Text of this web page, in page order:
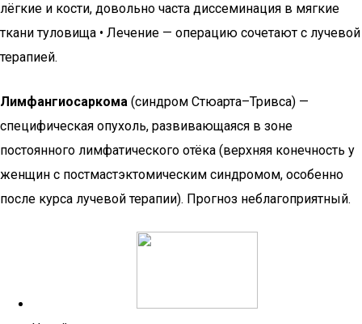
лёгкие и кости, довольно часта диссеминация в мягкие
ткани туловища • Лечение — операцию сочетают с лучевой
терапией.
Лимфангиосаркома (синдром Стюарта–Тривса) —
специфическая опухоль, развивающаяся в зоне
постоянного лимфатического отёка (верхняя конечность у
женщин с постмастэктомическим синдромом, особенно
после курса лучевой терапии). Прогноз неблагоприятный.